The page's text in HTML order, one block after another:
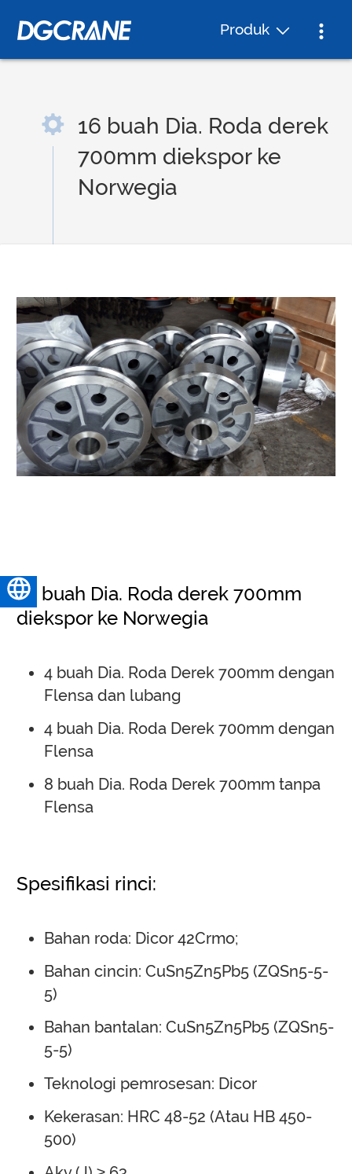
Produk
16 buah Dia. Roda derek
700mm diekspor ke
Norwegia
16 buah Dia. Roda derek 700mm
diekspor ke Norwegia
4 buah Dia. Roda Derek 700mm dengan
Flensa dan lubang
4 buah Dia. Roda Derek 700mm dengan
Flensa
8 buah Dia. Roda Derek 700mm tanpa
Flensa
Spesifikasi rinci:
Bahan roda: Dicor 42Crmo;
Bahan cincin: CuSn5Zn5Pb5 (ZQSn5-5-
5)
Bahan bantalan: CuSn5Zn5Pb5 (ZQSn5-
5-5)
Teknologi pemrosesan: Dicor
Kekerasan: HRC 48-52 (Atau HB 450-
500)
Bahasa Indonesia